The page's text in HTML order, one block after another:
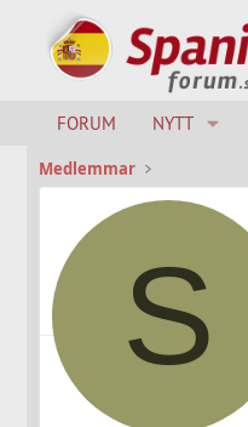
FORUM NYTT
Medlemmar
S